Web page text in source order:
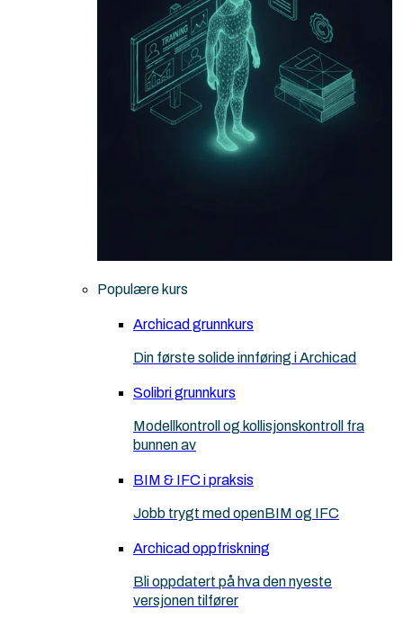
Populære kurs
Archicad grunnkurs
Din første solide innføring i Archicad
Solibri grunnkurs
Modellkontroll og kollisjonskontroll fra
bunnen av
BIM & IFC i praksis
Jobb trygt med openBIM og IFC
Archicad oppfriskning
Bli oppdatert på hva den nyeste
versjonen tilfører